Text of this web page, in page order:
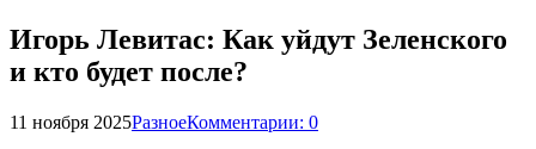
Игорь Левитас: Как уйдут Зеленского
и кто будет после?
11 ноября 2025РазноеКомментарии: 0